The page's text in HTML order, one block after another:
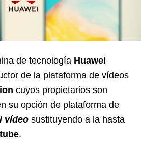
de tecnología Huawei
de la plataforma de vídeos
cuyos propietarios son
su opción de plataforma de
vídeo sustituyendo a la hasta
.